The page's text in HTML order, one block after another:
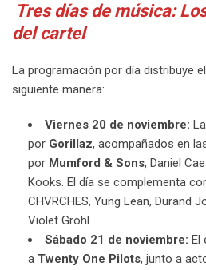
Tres días de música:
del cartel
La programación por día distribuye
siguiente manera:
Viernes 20 de noviembre:
por Gorillaz, acompañados en
por Mumford & Sons, Daniel
Kooks. El día se complementa
CHVRCHES, Yung Lean, Durand
Violet Grohl.
Sábado 21 de noviembre: El
a Twenty One Pilots, junto a